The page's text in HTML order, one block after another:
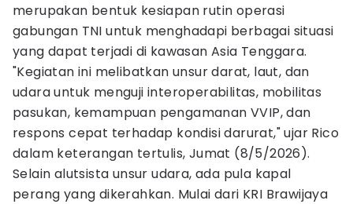
merupakan bentuk kesiapan rutin operasi
gabungan TNI untuk menghadapi berbagai situasi
yang dapat terjadi di kawasan Asia Tenggara.
"Kegiatan ini melibatkan unsur darat, laut, dan
udara untuk menguji interoperabilitas, mobilitas
pasukan, kemampuan pengamanan VVIP, dan
respons cepat terhadap kondisi darurat," ujar Rico
dalam keterangan tertulis, Jumat (8/5/2026).
Selain alutsista unsur udara, ada pula kapal
perang yang dikerahkan. Mulai dari KRI Brawijaya